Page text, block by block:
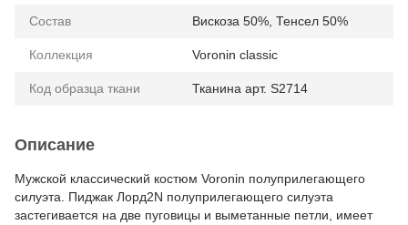
Состав Вискоза 50%, Тенсел 50%
Коллекция Voronin classic
Код образца ткани Тканина арт. S2714
Описание
Мужской классический костюм Voronin полуприлегающего
силуэта. Пиджак Лорд2N полуприлегающего силуэта
застегивается на две пуговицы и выметанные петли, имеет